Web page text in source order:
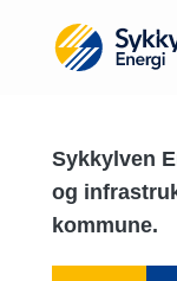
Sykkylven
og
kommune.